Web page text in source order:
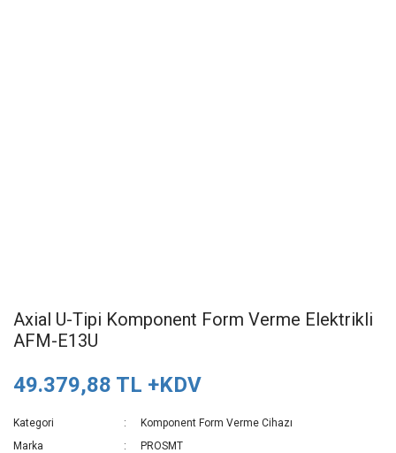
Axial U-Tipi Komponent Form Verme Elektrikli
AFM-E13U
49.379,88 TL +KDV
Kategori
Komponent Form Verme Cihazı
Marka
PROSMT